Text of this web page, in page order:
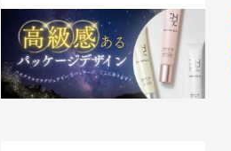
〈高級感〉あるパッケージデザイン10
選 ハイクラスでラグジュアリーなパ
ッケージ、ここにあります！
2024.11.28 事例